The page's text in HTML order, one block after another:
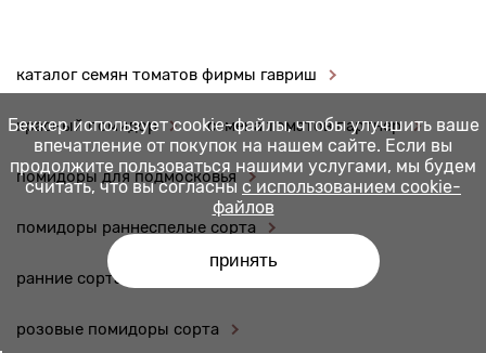
каталог семян томатов фирмы гавриш
красный помидор семена томатов партнер
помидоры для подмосковья
помидоры раннеспелые сорта
ранние сорта томатов для Урала
розовые помидоры сорта
Беккер использует cookie-файлы, чтобы улучшить ваше
впечатление от покупок на нашем сайте. Если вы
продолжите пользоваться нашими услугами, мы будем
считать, что вы согласны с использованием cookie-
файлов
принять